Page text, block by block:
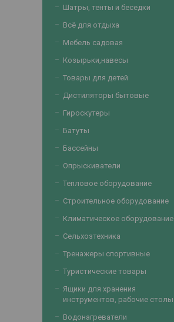
Шатры, тенты и беседки
Всё для отдыха
Мебель садовая
Козырьки,навесы
Товары для детей
Дистиляторы бытовые
Гироскутеры
Батуты
Бассейны
Опрыскиватели
Тепловое оборудование
Строительное оборудование
Климатическое оборудование
Сельхозтехника
Тренажеры спортивные
Туристические товары
Ящики для хранения
инструментов, рабочие столы
Водонагреватели